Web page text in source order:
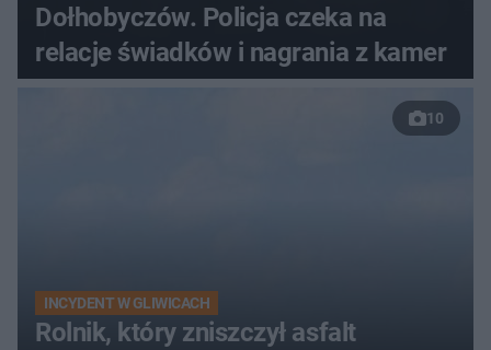
Dołhobyczów. Policja czeka na
relacje świadków i nagrania z kamer
10
INCYDENT W GLIWICACH
Rolnik, który zniszczył asfalt